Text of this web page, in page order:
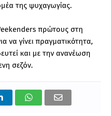
της ψυχαγωγίας.
πρώτους στη
να γίνει πραγματικότητα,
και με την ανανέωση
σεζόν.